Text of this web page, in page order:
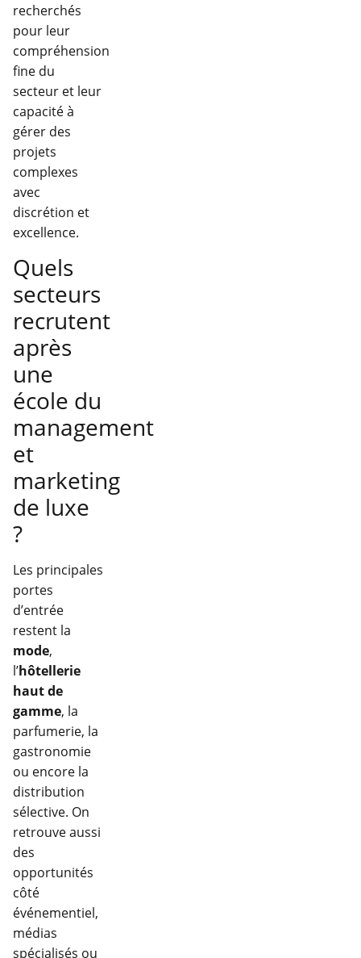
recherchés
pour leur
compréhension
fine du
secteur et leur
capacité à
gérer des
projets
complexes
avec
discrétion et
excellence.
Quels
secteurs
recrutent
après
une
école du
management
et
marketing
de luxe
?
Les principales
portes
d’entrée
restent la
mode,
l’hôtellerie
haut de
gamme, la
parfumerie, la
gastronomie
ou encore la
distribution
sélective. On
retrouve aussi
des
opportunités
côté
événementiel,
médias
spécialisés ou